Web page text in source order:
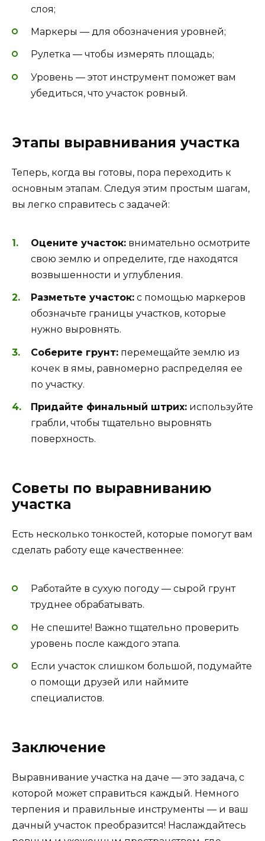
слоя;
Маркеры — для обозначения уровней;
Рулетка — чтобы измерять площадь;
Уровень — этот инструмент поможет вам
убедиться, что участок ровный.
Этапы выравнивания участка
Теперь, когда вы готовы, пора переходить к
основным этапам. Следуя этим простым шагам,
вы легко справитесь с задачей:
Оцените участок: внимательно осмотрите
свою землю и определите, где находятся
возвышенности и углубления.
Разметьте участок: с помощью маркеров
обозначьте границы участков, которые
нужно выровнять.
Соберите грунт: перемещайте землю из
кочек в ямы, равномерно распределяя ее
по участку.
Придайте финальный штрих: используйте
грабли, чтобы тщательно выровнять
поверхность.
Советы по выравниванию
участка
Есть несколько тонкостей, которые помогут вам
сделать работу еще качественнее:
Работайте в сухую погоду — сырой грунт
труднее обрабатывать.
Не спешите! Важно тщательно проверить
уровень после каждого этапа.
Если участок слишком большой, подумайте
о помощи друзей или наймите
специалистов.
Заключение
Выравнивание участка на даче — это задача, с
которой может справиться каждый. Немного
терпения и правильные инструменты — и ваш
дачный участок преобразится! Наслаждайтесь